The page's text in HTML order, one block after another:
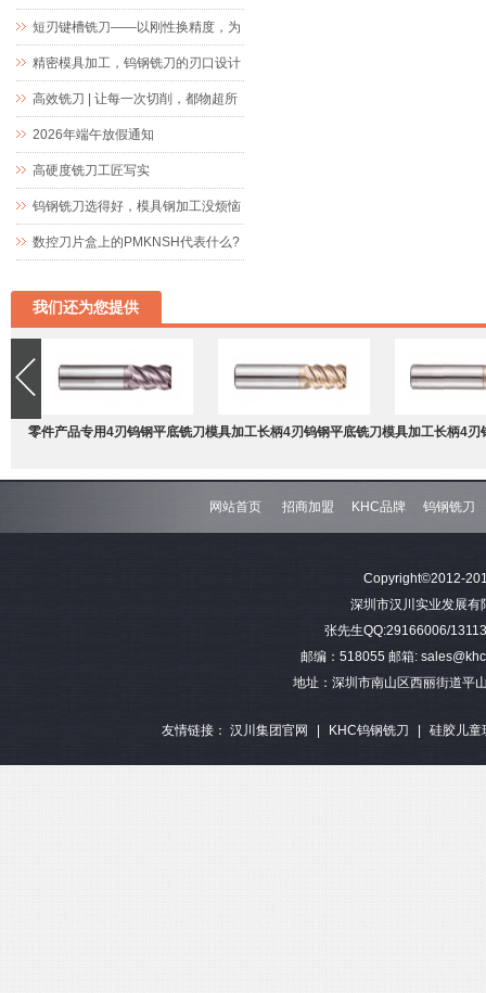
短刃键槽铣刀——以刚性换精度，为
精密键槽加工而生
精密模具加工，钨钢铣刀的刃口设计
究竟藏着什么玄机
高效铣刀 | 让每一次切削，都物超所
值
2026年端午放假通知
高硬度铣刀工匠写实
钨钢铣刀选得好，模具钢加工没烦恼
数控刀片盒上的PMKNSH代表什么?
我们还为您提供
零件产品专用4刃钨钢平底铣刀模具加工长柄4刃钨钢平底铣刀模具加工长柄4刃
钢平底
网站首页 招商加盟 KHC品牌 钨钢铣刀
Copyright©2012-
深圳市汉川实业发展
张先生QQ:29166006/
邮编：518055 邮箱:
地址：深圳市南山区西丽街道平
友情链接： 汉川集团官网 | KHC钨钢铣刀 | 硅胶儿童